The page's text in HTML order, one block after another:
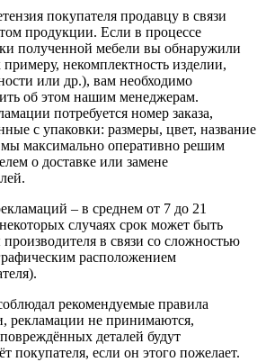
покупателя продавцу в связи
продукции. Если в процессе
полученной мебели вы обнаружили
примеру, некомплектность изделии,
или др.), вам необходимо
об этом нашим менеджерам.
потребуется номер заказа,
с упаковки: размеры, цвет, название
максимально оперативно решим
о доставке или замене
– в среднем от 7 до 21
некоторых случаях срок может быть
в связи со сложностью
расположением
рекомендуемые правила
рекламации не принимаются,
деталей будут
покупателя, если он этого пожелает.